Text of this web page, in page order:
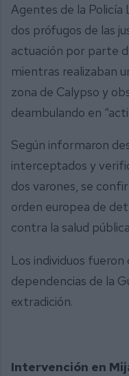
Agentes de la Policía
dos prófugos de las
actuación por parte
mientras realizaban
zona de Calypso y
deambulando en
Según informaron
interceptados y
dos varones, se
orden europea de
contra la salud
Los individuos
dependencias de la
extradición.
Intervención en